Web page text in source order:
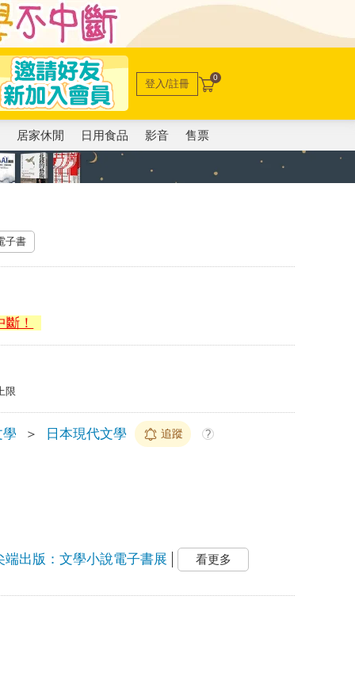
登入/註冊 0
居家休閒 日用食品 影音 售票
子書
！
限
＞ 日本現代文學 追蹤 ?
端出版：文學小說電子書展 看更多